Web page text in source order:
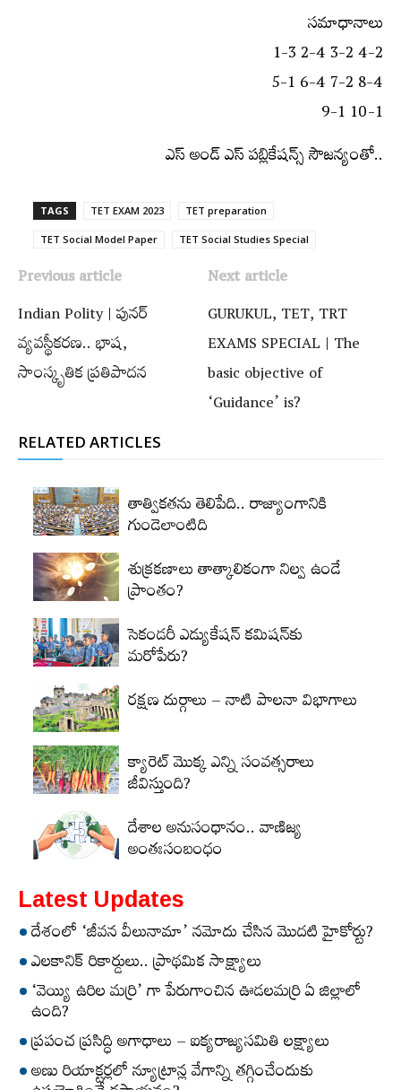
సమాధానాలు
1-3 2-4 3-2 4-2
5-1 6-4 7-2 8-4
9-1 10-1
ఎస్‌ అండ్‌ ఎస్‌ పబ్లికేషన్స్‌ సౌజన్యంతో..
TAGS TET EXAM 2023 TET preparation
TET Social Model Paper TET Social Studies Special
Previous article
Indian Polity | పునర్‌
వ్యవస్థీకరణ.. భాష,
సాంస్కృతిక ప్రతిపాదన
Next article
GURUKUL, TET, TRT
EXAMS SPECIAL | The
basic objective of
‘Guidance’ is?
RELATED ARTICLES
తాత్వికతను తెలిపేది.. రాజ్యాంగానికి
గుండెలాంటిది
శుక్రకణాలు తాత్కాలికంగా నిల్వ ఉండే
ప్రాంతం?
సెకండరీ ఎడ్యుకేషన్‌ కమిషన్‌కు
మరోపేరు?
రక్షణ దుర్గాలు – నాటి పాలనా విభాగాలు
క్యారెట్‌ మొక్క ఎన్ని సంవత్సరాలు
జీవిస్తుంది?
దేశాల అనుసంధానం.. వాణిజ్య
అంతఃసంబంధం
Latest Updates
దేశంలో ‘జీవన వీలునామా’ నమోదు చేసిన మొదటి హైకోర్టు?
ఎలకానిక్‌ రికార్డులు.. ప్రాథమిక సాక్ష్యాలు
‘వెయ్యి ఉరిల మర్రి’ గా పేరుగాంచిన ఊడలమర్రి ఏ జిల్లాలో
ఉంది?
ప్రపంచ ప్రసిద్ధి అగాధాలు – ఐక్యరాజ్యసమితి లక్ష్యాలు
అణు రియాక్టర్లలో న్యూట్రాన్ల వేగాన్ని తగ్గించేందుకు